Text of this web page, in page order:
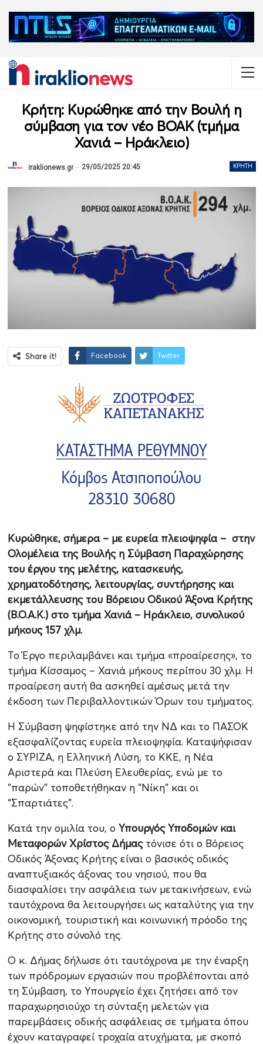
Κρήτη: Κυρώθηκε από την Βουλή η
σύμβαση για τον νέο ΒΟΑΚ (τμήμα
Χανιά – Ηράκλειο)
ΚΡΉΤΗ
iraklionews.gr 29/05/2025 20:45
Share it! Facebook Twitter
Κυρώθηκε, σήμερα – με ευρεία πλειοψηφία – στην
Ολομέλεια της Βουλής η Σύμβαση Παραχώρησης
του έργου της μελέτης, κατασκευής,
χρηματοδότησης, λειτουργίας, συντήρησης και
εκμετάλλευσης του Βόρειου Οδικού Άξονα Κρήτης
(Β.Ο.Α.Κ.) στο τμήμα Χανιά – Ηράκλειο, συνολικού
μήκους 157 χλμ.
Το Έργο περιλαμβάνει και τμήμα «προαίρεσης», το
τμήμα Κίσσαμος – Χανιά μήκους περίπου 30 χλμ. Η
προαίρεση αυτή θα ασκηθεί αμέσως μετά την
έκδοση των Περιβαλλοντικών Όρων του τμήματος.
Η Σύμβαση ψηφίστηκε από την ΝΔ και το ΠΑΣΟΚ
εξασφαλίζοντας ευρεία πλειοψηφία. Καταψήφισαν
ο ΣΥΡΙΖΑ, η Ελληνική Λύση, το ΚΚΕ, η Νέα
Αριστερά και Πλεύση Ελευθερίας, ενώ με το
“παρών” τοποθετήθηκαν η “Νίκη” και οι
“Σπαρτιάτες”.
Κατά την ομιλία του, ο Υπουργός Υποδομών και
Μεταφορών Χρίστος Δήμαςτόνισε ότι ο Βόρειος
Οδικός Άξονας Κρήτης είναι ο βασικός οδικός
αναπτυξιακός άξονας του νησιού, που θα
διασφαλίσει την ασφάλεια των μετακινήσεων, ενώ
ταυτόχρονα θα λειτουργήσει ως καταλύτης για την
οικονομική, τουριστική και κοινωνική πρόοδο της
Κρήτης στο σύνολό της.
Ο κ. Δήμας δήλωσε ότι ταυτόχρονα με την έναρξη
των πρόδρομων εργασιών που προβλέπονται από
τη Σύμβαση, το Υπουργείο έχει ζητήσει από τον
παραχωρησιούχο τη σύνταξη μελετών για
παρεμβάσεις οδικής ασφάλειας σε τμήματα όπου
έχουν καταγραφεί τροχαία ατυχήματα, με σκοπό